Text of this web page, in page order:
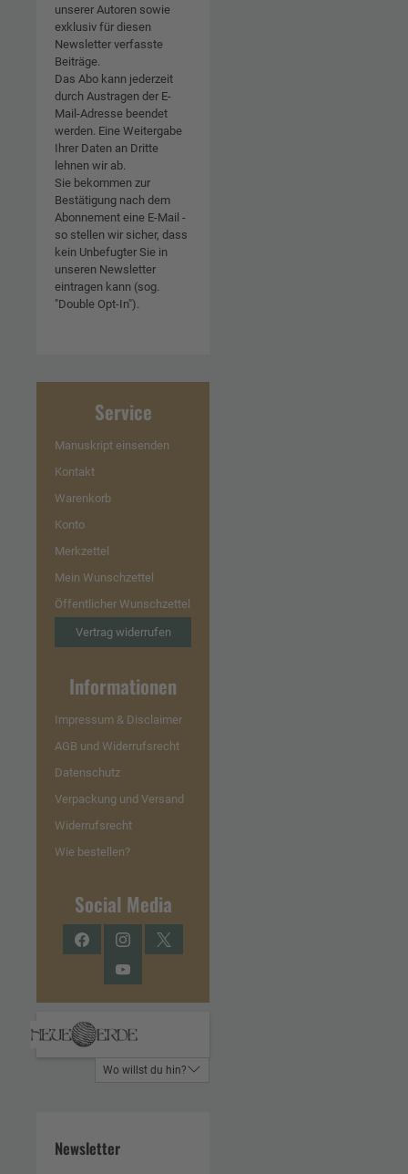
unserer Autoren sowie
exklusiv für diesen
Newsletter verfasste
Beiträge.
Das Abo kann jederzeit
durch Austragen der E-
Mail-Adresse beendet
werden. Eine Weitergabe
Ihrer Daten an Dritte
lehnen wir ab.
Sie bekommen zur
Bestätigung nach dem
Abonnement eine E-Mail -
so stellen wir sicher, dass
kein Unbefugter Sie in
unseren Newsletter
eintragen kann (sog.
"Double Opt-In").
Service
Manuskript einsenden
Kontakt
Warenkorb
Konto
Merkzettel
Mein Wunschzettel
Öffentlicher Wunschzettel
Vertrag widerrufen
Informationen
Impressum & Disclaimer
AGB und Widerrufsrecht
Datenschutz
Verpackung und Versand
Widerrufsrecht
Wie bestellen?
Social Media
FacebookInstagramTwitter
YouTube
Wo willst du hin?
Newsletter